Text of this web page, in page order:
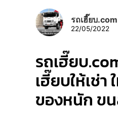
รถเฮี๊ยบ.com
22/05/2022
รถเฮี๊ยบ
เฮี๊ยบให้เช่
ของหนัก ข